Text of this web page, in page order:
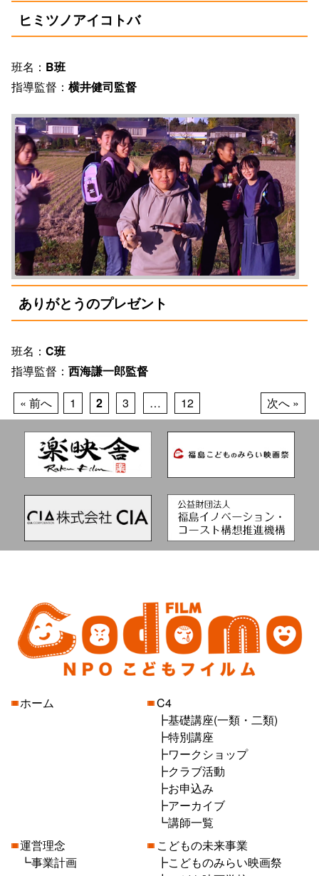
ヒミツノアイコトバ
班名： B班
指導監督： 横井健司監督
ありがとうのプレゼント
班名： C班
指導監督： 西海謙一郎監督
« 前へ
1 2 3 … 12 次へ »
ホーム
C4
基礎講座(一類・二類)
特別講座
ワークショップ
クラブ活動
お申込み
アーカイブ
講師一覧
運営理念
事業計画
こどもの未来事業
こどものみらい映画祭